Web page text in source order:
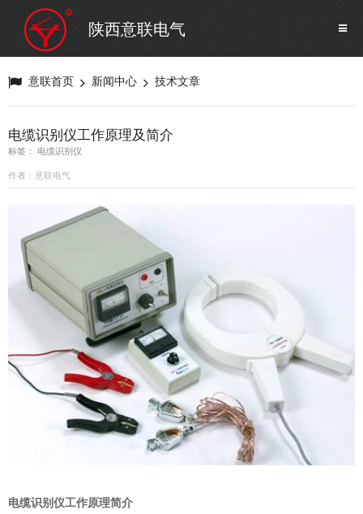
蓄电池测试仪器/直流系统
自动化
修试辅助设备
意联新品推荐
陕西意联电气
意联首页 新闻中心 技术文章
电缆识别仪工作原理及简介
标签： 电缆识别仪
作者：意联电气
电缆识别仪工作原理简介